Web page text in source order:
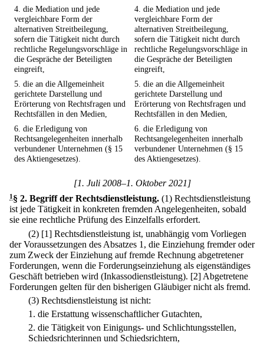
4. die Mediation und jede
vergleichbare Form der
alternativen Streitbeilegung,
sofern die Tätigkeit nicht durch
rechtliche Regelungsvorschläge in
die Gespräche der Beteiligten
eingreift,
4. die Mediation und jede
vergleichbare Form der
alternativen Streitbeilegung,
sofern die Tätigkeit nicht durch
rechtliche Regelungsvorschläge in
die Gespräche der Beteiligten
eingreift,
5. die an die Allgemeinheit
gerichtete Darstellung und
Erörterung von Rechtsfragen und
Rechtsfällen in den Medien,
5. die an die Allgemeinheit
gerichtete Darstellung und
Erörterung von Rechtsfragen und
Rechtsfällen in den Medien,
6. die Erledigung von
Rechtsangelegenheiten innerhalb
verbundener Unternehmen (§ 15
des Aktiengesetzes).
6. die Erledigung von
Rechtsangelegenheiten innerhalb
verbundener Unternehmen (§ 15
des Aktiengesetzes).
[1. Juli 2008–1. Oktober 2021]
1§ 2. Begriff der Rechtsdienstleistung. (1) Rechtsdienstleistung
ist jede Tätigkeit in konkreten fremden Angelegenheiten, sobald
sie eine rechtliche Prüfung des Einzelfalls erfordert.
(2) [1] Rechtsdienstleistung ist, unabhängig vom Vorliegen
der Voraussetzungen des Absatzes 1, die Einziehung fremder oder
zum Zweck der Einziehung auf fremde Rechnung abgetretener
Forderungen, wenn die Forderungseinziehung als eigenständiges
Geschäft betrieben wird (Inkassodienstleistung). [2] Abgetretene
Forderungen gelten für den bisherigen Gläubiger nicht als fremd.
(3) Rechtsdienstleistung ist nicht:
1. die Erstattung wissenschaftlicher Gutachten,
2. die Tätigkeit von Einigungs- und Schlichtungsstellen,
Schiedsrichterinnen und Schiedsrichtern,